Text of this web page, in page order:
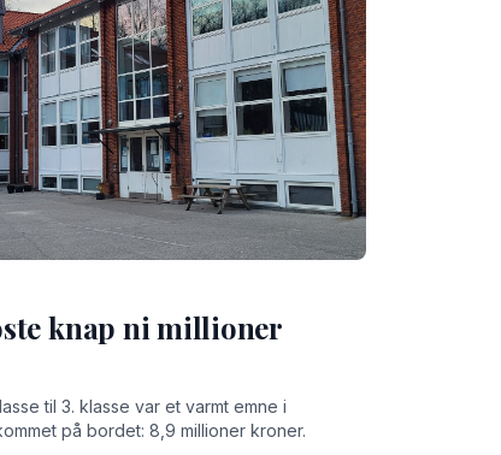
knap ni millioner
til 3. klasse var et varmt emne i
på bordet: 8,9 millioner kroner.